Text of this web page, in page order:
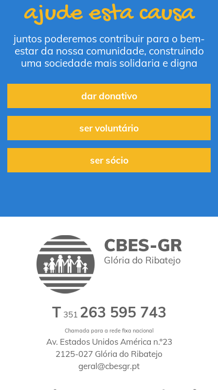
ajude esta causa
juntos poderemos contribuir para o bem-
estar da nossa comunidade, construindo
uma sociedade mais solidaria e digna
dar donativo
ser voluntário
ser sócio
T 351 263 595 743
Chamada para a rede fixa nacional
Av. Estados Unidos América n.º23
2125-027 Glória do Ribatejo
geral@cbesgr.pt